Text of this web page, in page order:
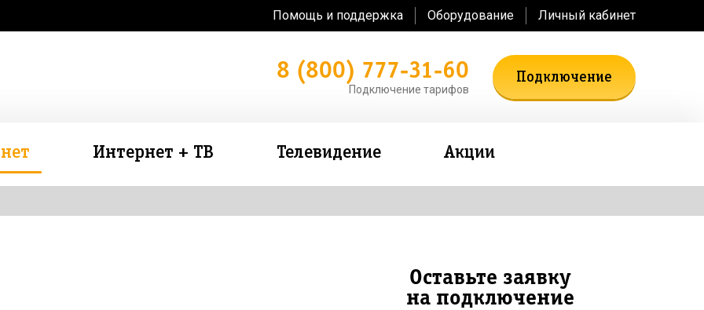
Помощь и поддержка Оборудование Личный кабинет
8 (800) 777-31-60
Подключение тарифов
Подключение
Интернет + ТВ Телевидение Акции
Оставьте заявку
на подключение